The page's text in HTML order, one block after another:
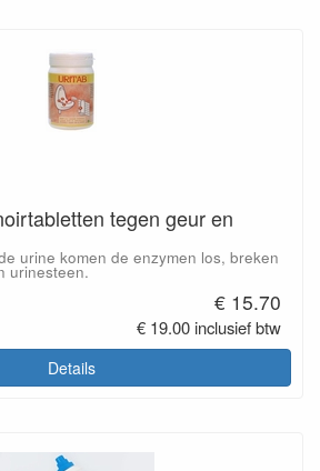
tegen geur en
urine komen de enzymen los, breken
urinesteen.
€ 15.70
€ 19.00 inclusief btw
Details